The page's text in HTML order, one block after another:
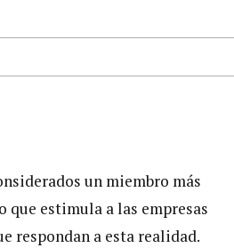
un miembro más
estimula a las empresas
respondan a esta realidad.